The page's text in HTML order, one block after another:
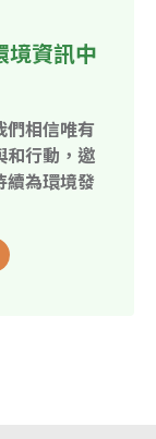
資訊中
們相信唯有
和行動，邀
續為環境發